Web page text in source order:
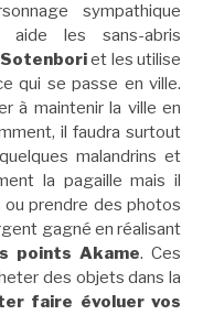
sympathique
aide les sans-abris
Sotenboriet les utilise
qui se passe en ville.
à maintenir la ville en
il faudra surtout
malandrins et
la pagaille mais il
prendre des photos
gagné en réalisant
points Akame. Ces
des objets dans la
faire évoluer vos